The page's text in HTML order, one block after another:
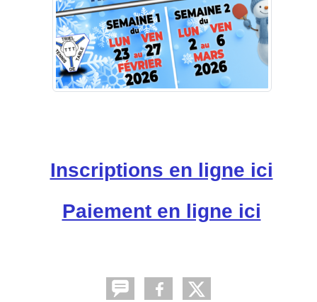
Inscriptions en ligne ici
Paiement en ligne ici